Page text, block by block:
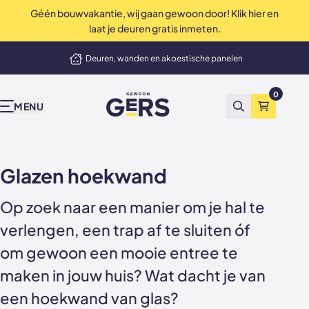
Géén bouwvakantie, wij gaan gewoon door! Klik hier en
laat je deuren gratis inmeten.
Perfecte service tot in de puntjes
Deuren, wanden en akoestische panelen
Niet tevreden? Geld terug
MENU
GewoonGers
Zoeken
0
Onze producten
Schuifdeuren
Deur- wand combinaties
Inspiratie & advies
Stalen deuren
Stalen opdekdeuren
Stalen taatsdeuren
Bekend van tv
Wij zijn Gers
Waarom GewoonGers
Team
Vacatures
Contact
Offerte aanvragen
Showrooms
Showrooms
Showroom & fabriek Vlaardingen
Glazen hoekwand
Op zoek naar een manier om je hal te
verlengen, een trap af te sluiten óf
om gewoon een mooie entree te
maken in jouw huis? Wat dacht je van
een hoekwand van glas?